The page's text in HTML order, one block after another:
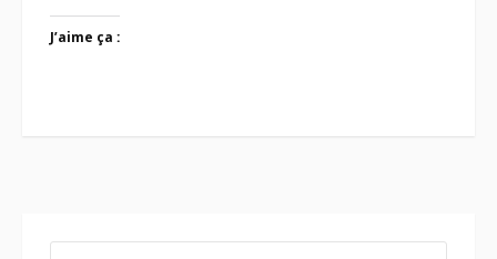
J’aime ça :